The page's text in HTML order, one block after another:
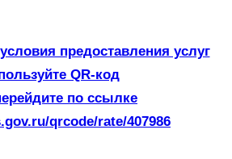
предоставления услуг
QR-код
по ссылке
qrcode/rate/407986